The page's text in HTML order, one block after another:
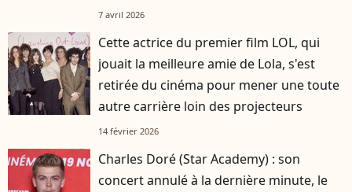
7 avril 2026
Cette actrice du premier film LOL, qui
jouait la meilleure amie de Lola, s'est
retirée du cinéma pour mener une toute
autre carrière loin des projecteurs
14 février 2026
Charles Doré (Star Academy) : son
concert annulé à la dernière minute, le